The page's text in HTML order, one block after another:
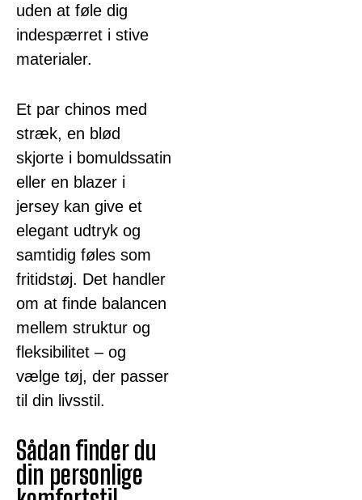
uden at føle dig
indespærret i stive
materialer.
Et par chinos med
stræk, en blød
skjorte i bomuldssatin
eller en blazer i
jersey kan give et
elegant udtryk og
samtidig føles som
fritidstøj. Det handler
om at finde balancen
mellem struktur og
fleksibilitet – og
vælge tøj, der passer
til din livsstil.
Sådan finder du
din personlige